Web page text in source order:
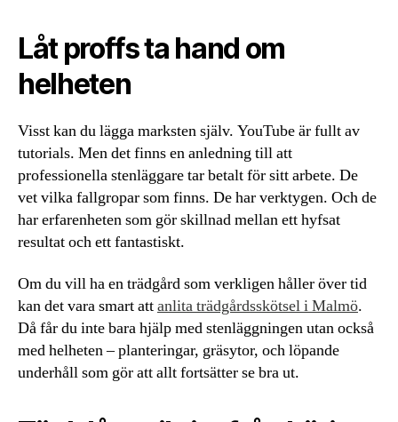
Låt proffs ta hand om
helheten
Visst kan du lägga marksten själv. YouTube är fullt av
tutorials. Men det finns en anledning till att
professionella stenläggare tar betalt för sitt arbete. De
vet vilka fallgropar som finns. De har verktygen. Och de
har erfarenheten som gör skillnad mellan ett hyfsat
resultat och ett fantastiskt.
Om du vill ha en trädgård som verkligen håller över tid
kan det vara smart attanlita trädgårdsskötsel i Malmö.
Då får du inte bara hjälp med stenläggningen utan också
med helheten – planteringar, gräsytor, och löpande
underhåll som gör att allt fortsätter se bra ut.